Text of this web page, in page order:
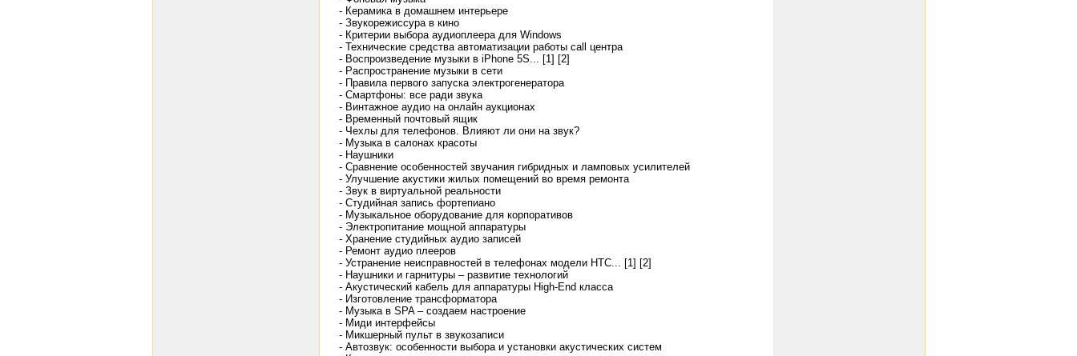
- Керамика в домашнем интерьере
- Звукорежиссура в кино
- Критерии выбора аудиоплеера для Windows
- Технические средства автоматизации работы call центра
- Воспроизведение музыки в iPhone 5S... [1] [2]
- Распространение музыки в сети
- Правила первого запуска электрогенератора
- Смартфоны: все ради звука
- Винтажное аудио на онлайн аукционах
- Временный почтовый ящик
- Чехлы для телефонов. Влияют ли они на звук?
- Музыка в салонах красоты
- Наушники
- Сравнение особенностей звучания гибридных и ламповых усилителей
- Улучшение акустики жилых помещений во время ремонта
- Звук в виртуальной реальности
- Студийная запись фортепиано
- Музыкальное оборудование для корпоративов
- Электропитание мощной аппаратуры
- Хранение студийных аудио записей
- Ремонт аудио плееров
- Устранение неисправностей в телефонах модели HTC... [1] [2]
- Наушники и гарнитуры – развитие технологий
- Акустический кабель для аппаратуры High-End класса
- Изготовление трансформатора
- Музыка в SPA – создаем настроение
- Миди интерфейсы
- Микшерный пульт в звукозаписи
- Автозвук: особенности выбора и установки акустических систем